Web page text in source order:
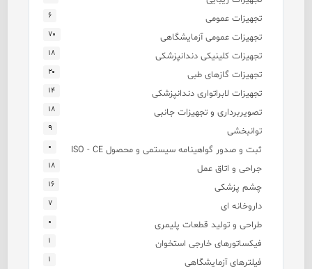
تجهیزات عمومی ۶
تجهیزات عمومی آزمایشگاهی ۷۰
تجهیزات کلینیکی دندانپزشکی ۱۸
تجهیزات گازهای طبی ۲۰
تجهیزات لابراتواری دندانپزشکی ۱۴
تصویربرداری و تجهیزات جانبی ۱۸
توانبخشی ۹
ثبت و صدور گواهینامه سیستمی و محصول ISO - CE ۰
جراحی و اتاق عمل ۱۸
چشم پزشکی ۱۶
داروخانه ای ۷
طراحی و تولید قطعات پلیمری ۰
فیکساتورهای خارجی استخوان ۱
فیلترهای آزمایشگاهی ۱